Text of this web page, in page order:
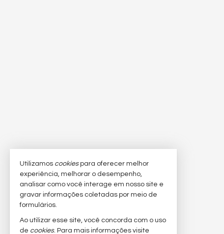
Utilizamos cookiespara oferecer melhor
experiência, melhorar o desempenho,
analisar como você interage em nosso site e
gravar informações coletadas por meio de
formulários.
Ao utilizar esse site, você concorda com o uso
de cookies. Para mais informações visite